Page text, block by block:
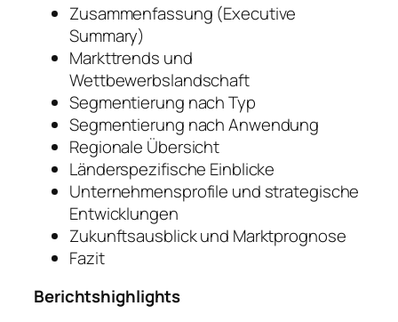
Zusammenfassung (Executive
Summary)
Markttrends und
Wettbewerbslandschaft
Segmentierung nach Typ
Segmentierung nach Anwendung
Regionale Übersicht
Länderspezifische Einblicke
Unternehmensprofile und strategische
Entwicklungen
Zukunftsausblick und Marktprognose
Fazit
Berichtshighlights